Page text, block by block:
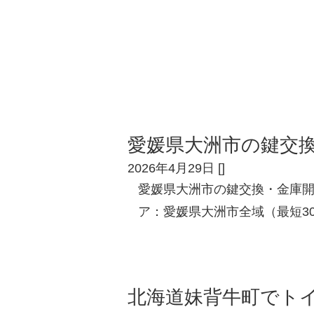
愛媛県大洲市の鍵交
2026年4月29日 []
愛媛県大洲市の鍵交換・金庫
ア：愛媛県大洲市全域（最短
北海道妹背牛町でト